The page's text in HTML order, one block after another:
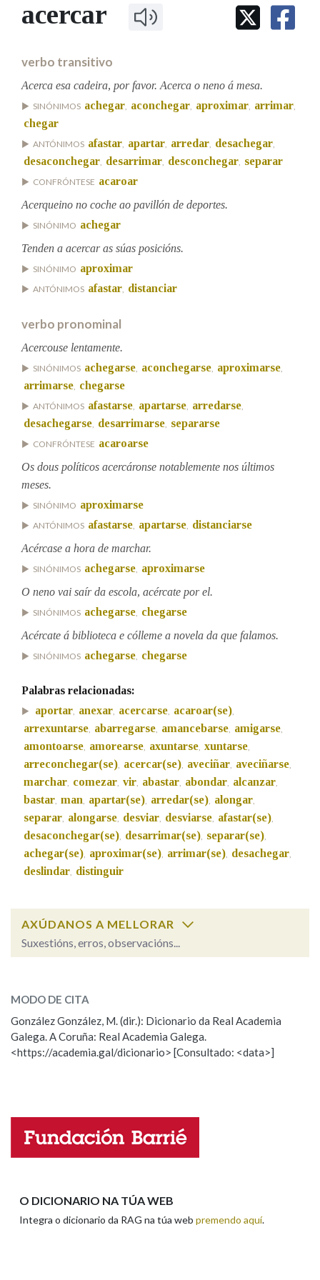
IDENTIDADE CORPORATIVA
MARCIAL DEL ADALID
FIGURAS HOMENAXEADAS
PRIMAVERA DAS LETRAS
PORTAL DAS PALABRAS
Facebook
TwitterYoutubeInstagramBluesky
BUSCAR NOS LEMAS
Remata por
Contén
BUSCAR NO CONTIDO
Nas definicións
OUTRAS OPCIÓNS DE BUSCA
Pertence a
LIMPAR
acercar
verbo transitivo
Acerca esa cadeira, por favor. Acerca o neno á mesa.
SINÓNIMOS achegar, aconchegar, aproximar, arrimar,
chegar
ANTÓNIMOS afastar, apartar, arredar, desachegar,
desaconchegar, desarrimar, desconchegar, separar
CONFRÓNTESE acaroar
Acerqueino no coche ao pavillón de deportes.
SINÓNIMO achegar
Tenden a acercar as súas posicións.
SINÓNIMO aproximar
ANTÓNIMOS afastar, distanciar
verbo pronominal
Acercouse lentamente.
SINÓNIMOS achegarse, aconchegarse, aproximarse,
arrimarse, chegarse
ANTÓNIMOS afastarse, apartarse, arredarse,
desachegarse, desarrimarse, separarse
CONFRÓNTESE acaroarse
Os dous políticos acercáronse notablemente nos últimos
meses.
SINÓNIMO aproximarse
ANTÓNIMOS afastarse, apartarse, distanciarse
Acércase a hora de marchar.
SINÓNIMOS achegarse, aproximarse
O neno vai saír da escola, acércate por el.
SINÓNIMOS achegarse, chegarse
Acércate á biblioteca e cólleme a novela da que falamos.
SINÓNIMOS achegarse, chegarse
Palabras relacionadas:
aportar, anexar, acercarse, acaroar(se),
arrexuntarse, abarregarse, amancebarse, amigarse,
amontoarse, amorearse, axuntarse, xuntarse,
arreconchegar(se), acercar(se), aveciñar, aveciñarse,
marchar, comezar, vir, abastar, abondar, alcanzar,
bastar, man, apartar(se), arredar(se), alongar,
separar, alongarse, desviar, desviarse, afastar(se),
desaconchegar(se), desarrimar(se), separar(se),
achegar(se), aproximar(se), arrimar(se), desachegar,
deslindar, distinguir
AXÚDANOS A MELLORAR
Suxestións, erros, observacións...
ESCOLLE UNHA OPCIÓN:
Observación Hai un erro na palabra
Propoño mellorar a definición
Nome
MODO DE CITA
González González, M. (dir.): Dicionario da Real Academia
Galega. A Coruña: Real Academia Galega.
<https://academia.gal/dicionario> [Consultado: <data>]
O DICIONARIO NA TÚA WEB
Integra o dicionario da RAG na túa web premendo aquí.